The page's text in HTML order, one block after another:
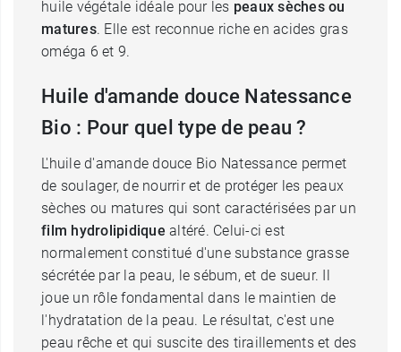
huile végétale idéale pour les peaux sèches ou
matures. Elle est reconnue riche en acides gras
oméga 6 et 9.
Huile d'amande douce Natessance
Bio : Pour quel type de peau ?
L'huile d'amande douce Bio Natessance permet
de soulager, de nourrir et de protéger les peaux
sèches ou matures qui sont caractérisées par un
film hydrolipidique altéré. Celui-ci est
normalement constitué d'une substance grasse
sécrétée par la peau, le sébum, et de sueur. Il
joue un rôle fondamental dans le maintien de
l'hydratation de la peau. Le résultat, c'est une
peau rêche et qui suscite des tiraillements et des